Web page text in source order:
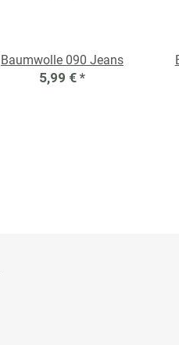
Baumwolle 090 Jeans
5,99 € *